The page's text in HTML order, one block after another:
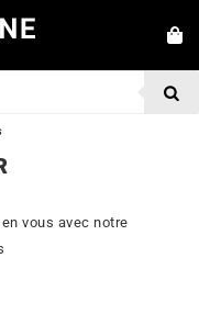
vous avec notre